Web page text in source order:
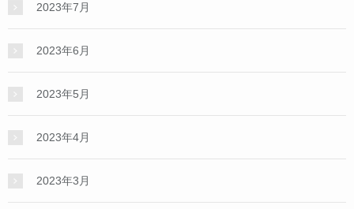
2023年7月
2023年6月
2023年5月
2023年4月
2023年3月